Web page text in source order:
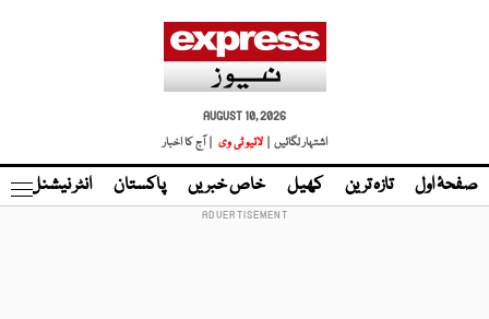
AUGUST 10, 2026
اشتہار لگائیں |
لائیو ٹی وی | آج کا اخبار
صفحۂ اول تازہ ترین کھیل خاص خبریں پاکستان انٹر نیشنل